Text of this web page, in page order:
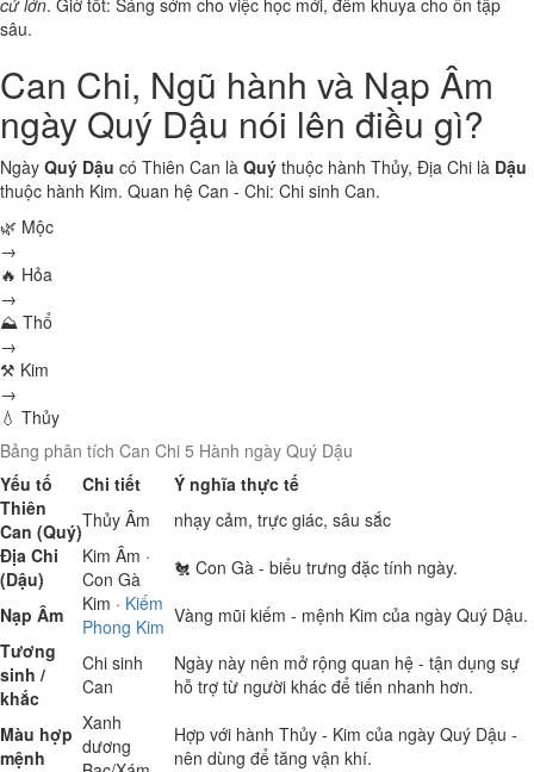
cử lớn. Giờ tốt: Sáng sớm cho việc học mới, đêm khuya cho ôn tập
sâu.
Can Chi, Ngũ hành và Nạp Âm
ngày Quý Dậu nói lên điều gì?
Ngày Quý Dậu có Thiên Can là Quý thuộc hành Thủy, Địa Chi là Dậu
thuộc hành Kim. Quan hệ Can - Chi: Chi sinh Can.
🌿 Mộc
→
🔥 Hỏa
→
⛰ Thổ
→
⚒ Kim
→
💧 Thủy
Bảng phân tích Can Chi 5 Hành ngày Quý Dậu
Yếu tố
Chi tiết
Ý nghĩa thực tế
Thiên
Can (Quý)Thủy Âm
nhạy cảm, trực giác, sâu sắc
Địa Chi
(Dậu)
Kim Âm ·
Con Gà
🐔 Con Gà - biểu trưng đặc tính ngày.
Nạp Âm
Kim · Kiếm
Phong Kim Vàng mũi kiếm - mệnh Kim của ngày Quý Dậu.
Tương
sinh /
khắc
Chi sinh
Can
Ngày này nên mở rộng quan hệ - tận dụng sự
hỗ trợ từ người khác để tiến nhanh hơn.
Màu hợp
mệnh
Xanh
dương
Hợp với hành Thủy - Kim của ngày Quý Dậu -
nên dùng để tăng vận khí.